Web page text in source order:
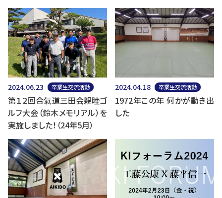
2024.06.23 卒業生交流活動
第１２回合氣道三田会親睦ゴ
ルフ大会（鈴木メモリアル）を
実施しました！（24年5月）
2024.04.18 卒業生交流活動
1972年この年 何かが動き出
した